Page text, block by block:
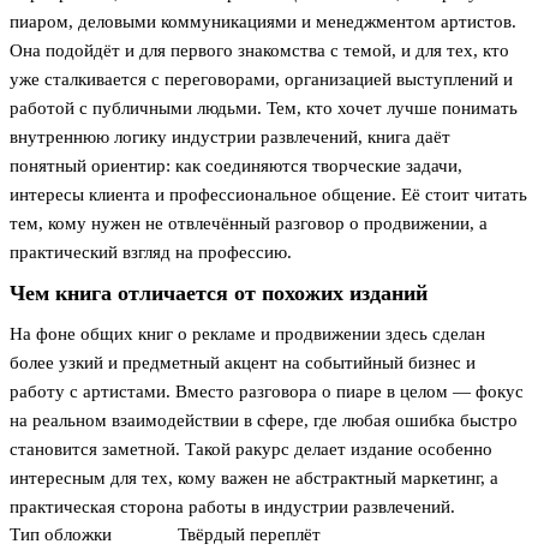
пиаром, деловыми коммуникациями и менеджментом артистов.
Она подойдёт и для первого знакомства с темой, и для тех, кто
уже сталкивается с переговорами, организацией выступлений и
работой с публичными людьми. Тем, кто хочет лучше понимать
внутреннюю логику индустрии развлечений, книга даёт
понятный ориентир: как соединяются творческие задачи,
интересы клиента и профессиональное общение. Её стоит читать
тем, кому нужен не отвлечённый разговор о продвижении, а
практический взгляд на профессию.
Чем книга отличается от похожих изданий
На фоне общих книг о рекламе и продвижении здесь сделан
более узкий и предметный акцент на событийный бизнес и
работу с артистами. Вместо разговора о пиаре в целом — фокус
на реальном взаимодействии в сфере, где любая ошибка быстро
становится заметной. Такой ракурс делает издание особенно
интересным для тех, кому важен не абстрактный маркетинг, а
практическая сторона работы в индустрии развлечений.
Тип обложки
Твёрдый переплёт